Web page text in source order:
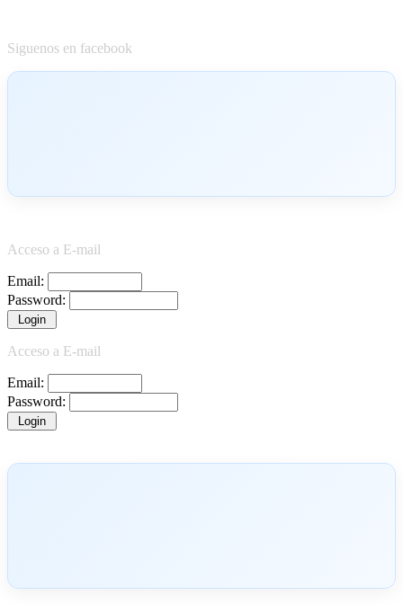
Siguenos en facebook
Acceso a E-mail
Email:
Password:
Acceso a E-mail
Email:
Password: